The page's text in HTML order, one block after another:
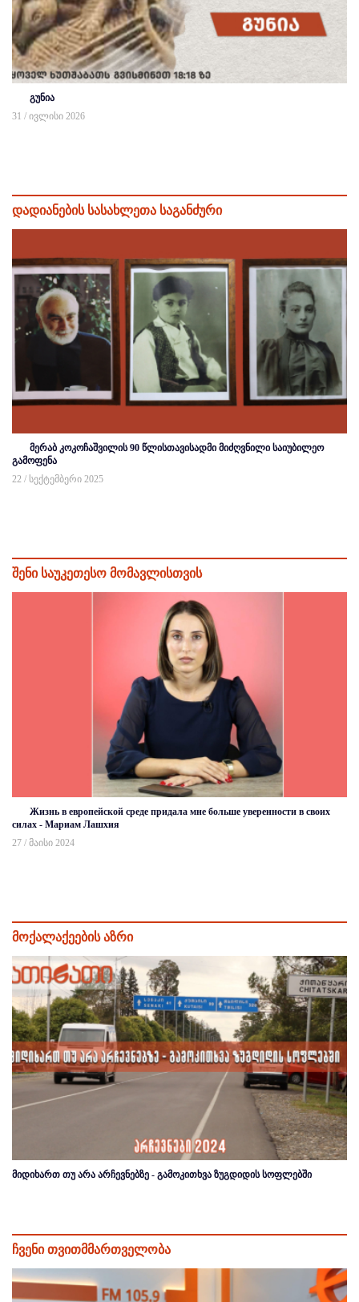
გუნია
31 / ივლისი 2026
დადიანების სასახლეთა საგანძური
მერაბ კოკოჩაშვილის 90 წლისთავისადმი მიძღვნილი საიუბილეო
გამოფენა
22 / სექტემბერი 2025
შენი საუკეთესო მომავლისთვის
Жизнь в европейской среде придала мне больше уверенности в своих
силах - Мариам Лашхия
27 / მაისი 2024
მოქალაქეების აზრი
მიდიხართ თუ არა არჩევნებზე - გამოკითხვა ზუგდიდის სოფლებში
ჩვენი თვითმმართველობა